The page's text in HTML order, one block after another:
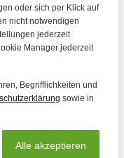
oder sich per Klick auf
nicht notwendigen
jederzeit
Manager jederzeit
Begrifflichkeiten und
sowie in
Alle akzeptieren